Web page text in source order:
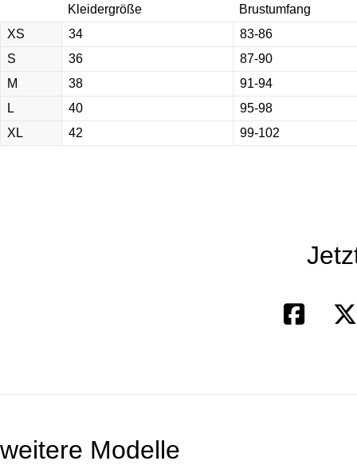
DIE DESIGNERIN
Kleidergröße
Brustumfang
XS
34
83-86
S
36
87-90
M
38
91-94
L
40
95-98
XL
42 99-102
weitere Modelle